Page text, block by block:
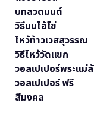
บทสวดมนต์
วิธีบนไอ้ไข่
ไหว้ท้าวเวสสุวรรณ
วิธีไหว้วัดแขก
วอลเปเปอร์พระแม่
วอลเปเปอร์ ฟรี
สีมงคล